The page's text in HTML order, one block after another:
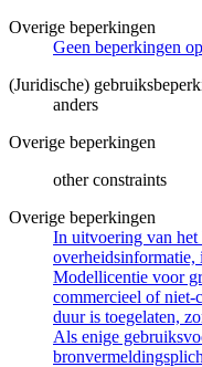
Overige beperkingen
Geen beperkingen
(Juridische)
anders
Overige beperkingen
other constraints
Overige beperkingen
In uitvoering van het
overheidsinformatie,
Modellicentie voor
commercieel of niet-
duur is toegelaten,
Als enige